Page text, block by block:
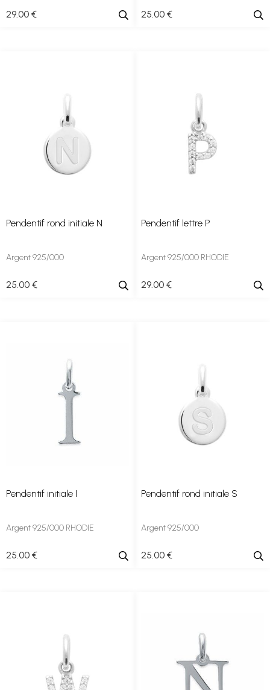
29.00 € 25 .00 €
Pendentif rond initiale N
Argent 925/000
25 .00 €
Pendentif lettre P
Argent 925/000 RHODIE
29.00 €
Pendentif initiale I
Argent 925/000 RHODIE
25 .00 €
Pendentif rond initiale S
Argent 925/000
25 .00 €